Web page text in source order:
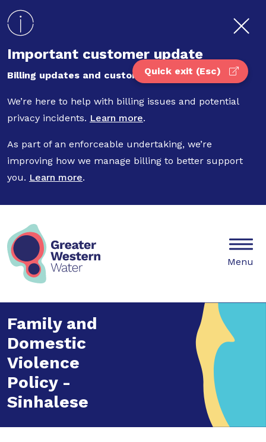
Important customer update
Billing updates and customer privacy
We’re here to help with billing issues and potential
privacy incidents. Learn more.
As part of an enforceable undertaking, we’re
improving how we manage billing to better support
you. Learn more.
Mobile
Menu
Family and
Domestic
Violence
Policy -
Sinhalese
Quick exit (Esc)